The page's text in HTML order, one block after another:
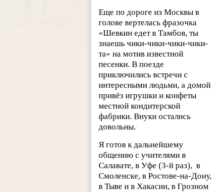
Еще по дороге из Москвы в
голове вертелась фразочка
«Шевкин едет в Тамбов, ты
знаешь чики-чики-чики-чики-
та» на мотив известной
песенки. В поезде
приключились встречи с
интересными людьми, а домой
привёз игрушки и конфеты
местной кондитерской
фабрики. Внуки остались
довольны.
Я готов к дальнейшему
общению с учителями в
Салавате, в Уфе (3-й раз), в
Смоленске, в Ростове-на-Дону,
в Тыве и в Хакасии, в Грозном